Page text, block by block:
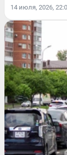
14 июля, 2026,